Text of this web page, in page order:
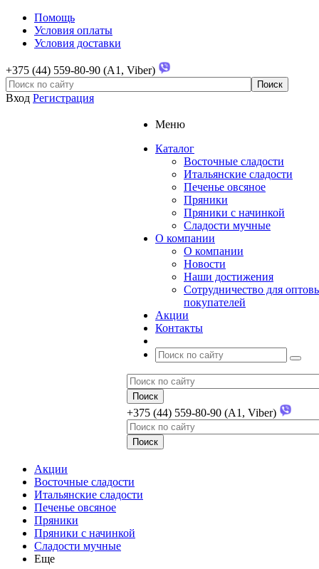
Помощь
Условия оплаты
Условия доставки
+375 (44) 559-80-90 (A1, Viber)
Вход Регистрация
Меню
Каталог
Восточные сладости
Итальянские сладости
Печенье овсяное
Пряники
Пряники с начинкой
Сладости мучные
О компании
О компании
Новости
Наши достижения
Сотрудничество для
покупателей
Акции
Контакты
+375 (44) 559-80-90 (A1, Viber)
Акции
Восточные сладости
Итальянские сладости
Печенье овсяное
Пряники
Пряники с начинкой
Сладости мучные
Еще